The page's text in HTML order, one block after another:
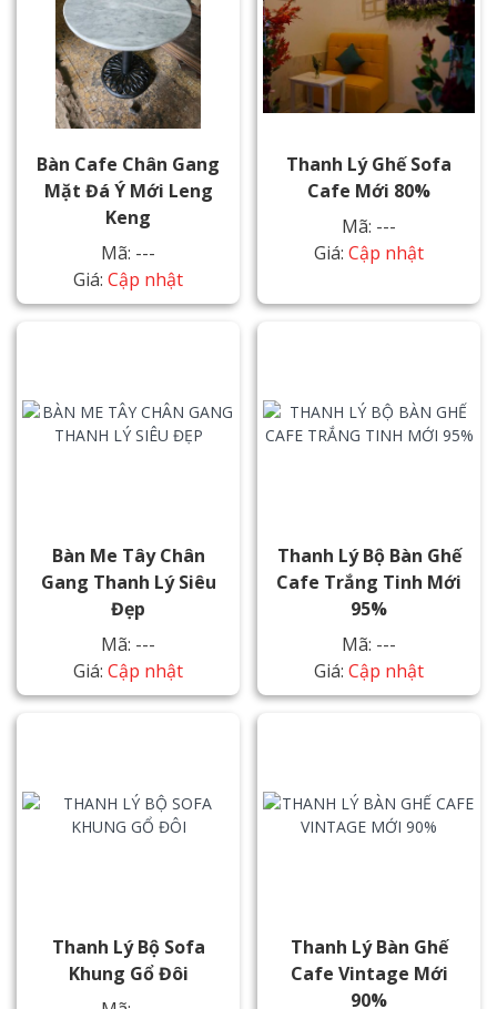
Bàn Cafe Chân Gang
Mặt Đá Ý Mới Leng
Keng
Mã: ---
Giá: Cập nhật
Thanh Lý Ghế Sofa
Cafe Mới 80%
Mã: ---
Giá: Cập nhật
Bàn Me Tây Chân
Gang Thanh Lý Siêu
Đẹp
Mã: ---
Giá: Cập nhật
Thanh Lý Bộ Bàn Ghế
Cafe Trắng Tinh Mới
95%
Mã: ---
Giá: Cập nhật
Thanh Lý Bộ Sofa
Khung Gổ Đôi
Thanh Lý Bàn Ghế
Cafe Vintage Mới
90%